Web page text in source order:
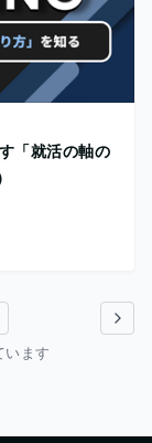
「就活の軸の
次のページ
います